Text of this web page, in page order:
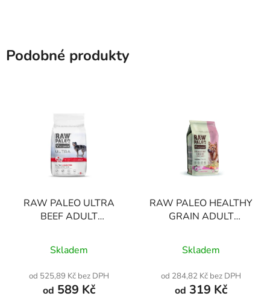
Podobné produkty
RAW PALEO ULTRA
BEEF ADULT
suché krmivo s hovězím
masem pro dospělé psy
středních a velkých
plemen
hodnocení
produktu
je
Skladem
od 525,89 Kč bez DPH
od 589 Kč
RAW PALEO HEALTHY
GRAIN ADULT
granule s lososem pro
dospělé psyhodnocení
produktu
je
Skladem
od 284,82 Kč bez DPH
od 319 Kč